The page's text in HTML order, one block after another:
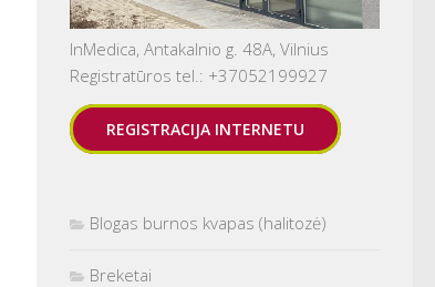
InMedica, Antakalnio g. 48A, Vilnius
Registratūros tel.: +37052199927
REGISTRACIJA INTERNETU
Blogas burnos kvapas (halitozė)
Breketai